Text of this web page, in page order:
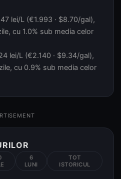
lei/L (€1.993 · $8.70/gal),
cu 1.0% sub media celor
lei/L (€2.140 · $9.34/gal),
cu 0.9% sub media celor
6
LUNI
TOT
ISTORICUL